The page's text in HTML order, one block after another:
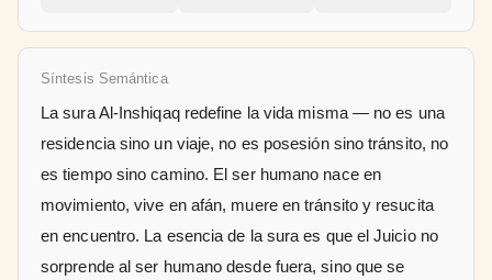
Síntesis Semántica
La sura Al-Inshiqaq redefine la vida misma — no es una
residencia sino un viaje, no es posesión sino tránsito, no
es tiempo sino camino. El ser humano nace en
movimiento, vive en afán, muere en tránsito y resucita
en encuentro. La esencia de la sura es que el Juicio no
sorprende al ser humano desde fuera, sino que se